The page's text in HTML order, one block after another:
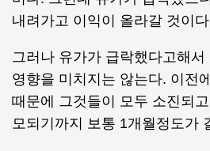
내려가고 이익이 올라갈 것이
그러나 유가가 급락했다고해서
영향을 미치지는 않는다. 이전
때문에 그것들이 모두 소진되
모되기까지 보통 1개월정도가